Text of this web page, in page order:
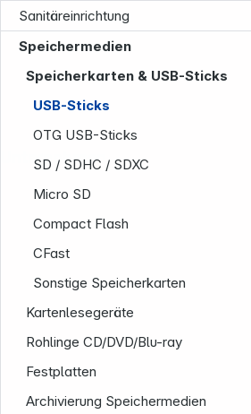
Sanitäreinrichtung
Speichermedien
Speicherkarten & USB-Sticks
USB-Sticks
OTG USB-Sticks
SD / SDHC / SDXC
Micro SD
Compact Flash
CFast
Sonstige Speicherkarten
Kartenlesegeräte
Rohlinge CD/DVD/Blu-ray
Festplatten
Archivierung Speichermedien
Unternehmen